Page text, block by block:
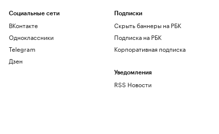
Социальные сети
ВКонтакте
Одноклассники
Telegram
Дзен
Подписки
Скрыть баннеры на РБК
Подписка на РБК
Корпоративная подписка
Уведомления
RSS Новости